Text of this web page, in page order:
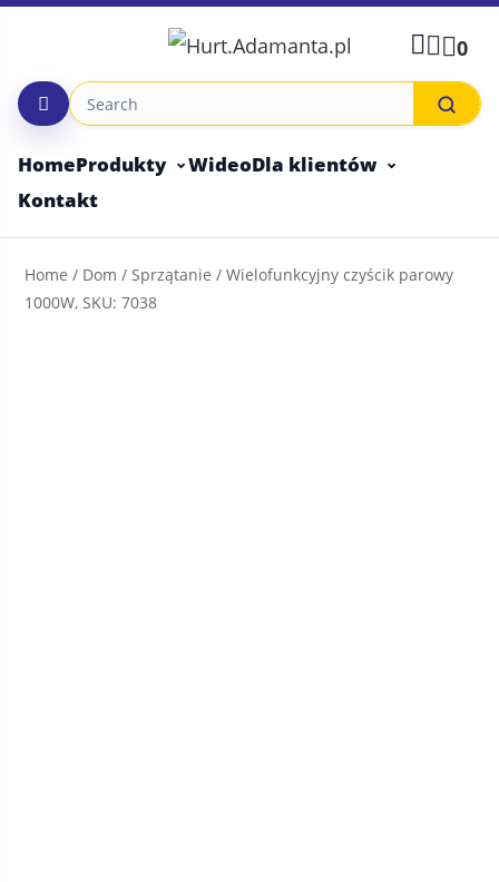
Skip
0
HomeProdukty WideoDla klientów
Kontakt
Home / Dom /Sprzątanie / Wielofunkcyjny czyścik parowy
1000W, SKU: 7038